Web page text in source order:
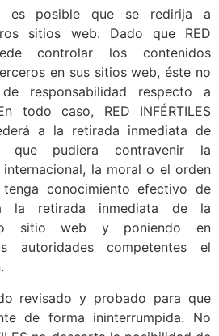
es posible que se redirija a
sitios web. Dado que RED
controlar los contenidos
en sus sitios web, éste no
responsabilidad respecto a
todo caso, RED INFÉRTILES
a la retirada inmediata de
que pudiera contravenir la
la moral o el orden
conocimiento efectivo de
la retirada inmediata de la
sitio web y poniendo en
autoridades competentes el
revisado y probado para que
de forma ininterrumpida. No